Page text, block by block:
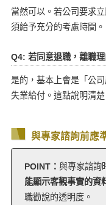
當然可以。若公司要求
須給予充分的考慮時間。
Q4: 若同意退職，離職
是的，基本上會是「公
失業給付。這點說明清
與專家諮詢前應
POINT：與專家諮詢
能顯示客觀事實的資
職勸說的透明度。